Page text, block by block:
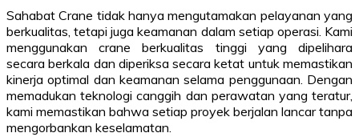
Sahabat Crane tidak hanya mengutamakan pelayanan yang
berkualitas, tetapi juga keamanan dalam setiap operasi. Kami
menggunakan crane berkualitas tinggi yang dipelihara
secara berkala dan diperiksa secara ketat untuk memastikan
kinerja optimal dan keamanan selama penggunaan. Dengan
memadukan teknologi canggih dan perawatan yang teratur,
kami memastikan bahwa setiap proyek berjalan lancar tanpa
mengorbankan keselamatan.